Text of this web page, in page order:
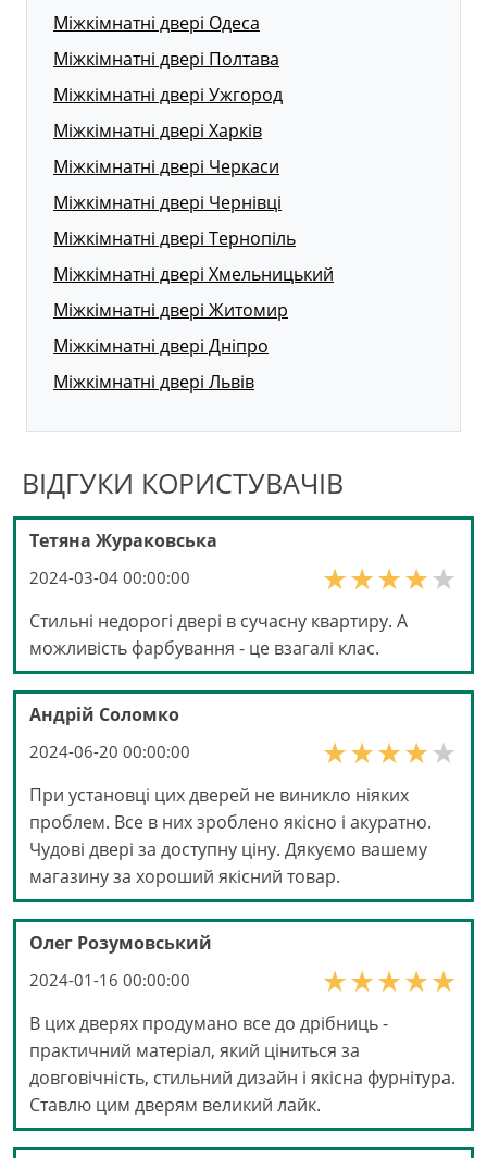
Міжкімнатні двері Одеса
Міжкімнатні двері Полтава
Міжкімнатні двері Ужгород
Міжкімнатні двері Харків
Міжкімнатні двері Черкаси
Міжкімнатні двері Чернівці
Міжкімнатні двері Тернопіль
Міжкімнатні двері Хмельницький
Міжкімнатні двері Житомир
Міжкімнатні двері Дніпро
Міжкімнатні двері Львів
ВІДГУКИ КОРИСТУВАЧІВ
Тетяна Жураковська
2024-03-04 00:00:00
Стильні недорогі двері в сучасну квартиру. А
можливість фарбування - це взагалі клас.
Андрій Соломко
2024-06-20 00:00:00
При установці цих дверей не виникло ніяких
проблем. Все в них зроблено якісно і акуратно.
Чудові двері за доступну ціну. Дякуємо вашему
магазину за хороший якісний товар.
Олег Розумовський
2024-01-16 00:00:00
В цих дверях продумано все до дрібниць -
практичний матеріал, який ціниться за
довговічність, стильний дизайн і якісна фурнітура.
Ставлю цим дверям великий лайк.